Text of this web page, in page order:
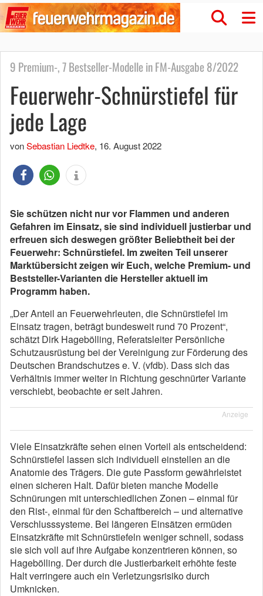
9 Premium-, 7 Bestseller-Modelle in FM-Ausgabe 8/2022
Feuerwehr-Schnürstiefel für
jede Lage
vonSebastian Liedtke, 16. August 2022
Sie schützen nicht nur vor Flammen und anderen
Gefahren im Einsatz, sie sind individuell justierbar und
erfreuen sich deswegen größter Beliebtheit bei der
Feuerwehr: Schnürstiefel. Im zweiten Teil unserer
Marktübersicht zeigen wir Euch, welche Premium- und
Beststeller-Varianten die Hersteller aktuell im
Programm haben.
„Der Anteil an Feuerwehrleuten, die Schnürstiefel im
Einsatz tragen, beträgt bundesweit rund 70 Prozent“,
schätzt Dirk Hagebölling, Referatsleiter Persönliche
Schutzausrüstung bei der Vereinigung zur Förderung des
Deutschen Brandschutzes e. V. (vfdb). Dass sich das
Verhältnis immer weiter in Richtung geschnürter Variante
verschiebt, beobachte er seit Jahren.
Anzeige
Viele Einsatzkräfte sehen einen Vorteil als entscheidend:
Schnürstiefel lassen sich individuell einstellen an die
Anatomie des Trägers. Die gute Passform gewährleistet
einen sicheren Halt. Dafür bieten manche Modelle
Schnürungen mit unterschiedlichen Zonen – einmal für
den Rist-, einmal für den Schaftbereich – und alternative
Verschlusssysteme. Bei längeren Einsätzen ermüden
Einsatzkräfte mit Schnürstiefeln weniger schnell, sodass
sie sich voll auf ihre Aufgabe konzentrieren können, so
Hagebölling. Der durch die Justierbarkeit erhöhte feste
Halt verringere auch ein Verletzungsrisiko durch
Umknicken.